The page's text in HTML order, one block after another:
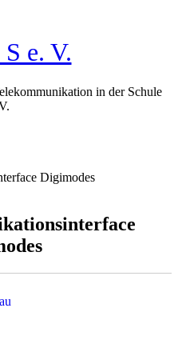
e. V.
in der Schule
Digimodes